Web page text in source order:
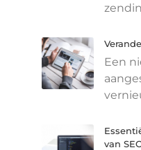
Een
van